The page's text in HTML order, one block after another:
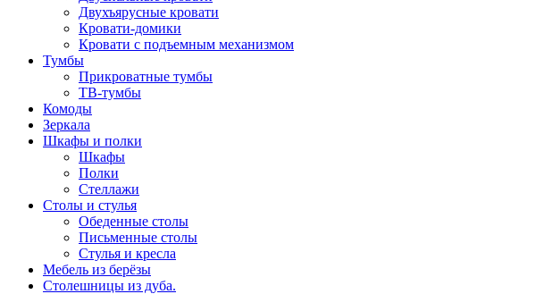
Двухъярусные кровати
Кровати-домики
Кровати с подъемным механизмом
Тумбы
Прикроватные тумбы
ТВ-тумбы
Комоды
Зеркала
Шкафы и полки
Шкафы
Полки
Стеллажи
Столы и стулья
Обеденные столы
Письменные столы
Стулья и кресла
Мебель из берёзы
Столешницы из дуба.